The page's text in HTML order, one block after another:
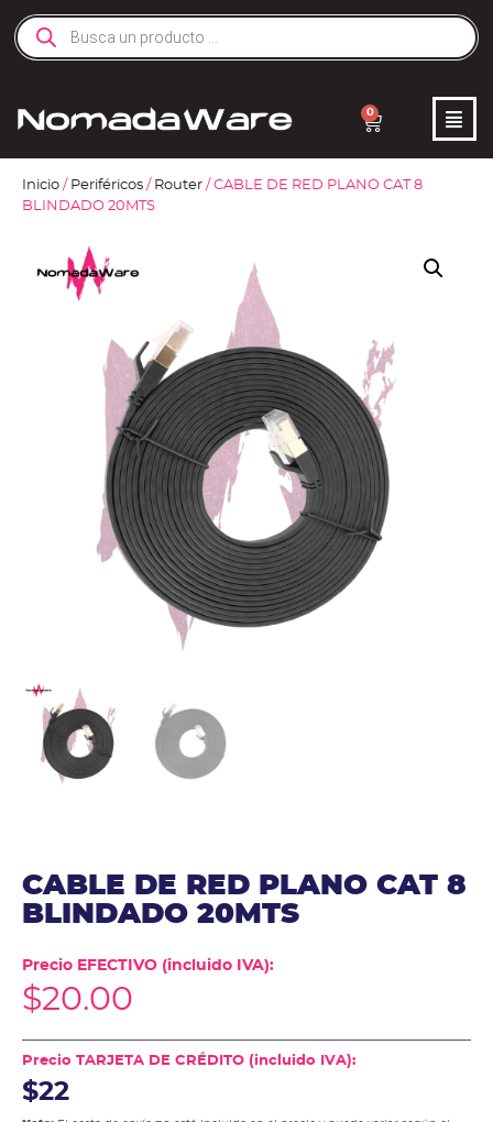
0
Inicio / Periféricos / Router / CABLE DE RED PLANO CAT 8
BLINDADO 20MTS
CABLE DE RED PLANO CAT 8
BLINDADO 20MTS
Precio EFECTIVO (incluido IVA):
$20.00
Precio TARJETA DE CRÉDITO (incluido IVA):
$22